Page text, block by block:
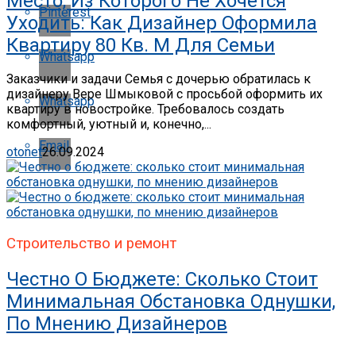
Pinterest
Whatsapp
Whatsapp
Email
Уходить: Как Дизайнер Оформила
Квартиру 80 Кв. М Для Семьи
Заказчики и задачи Семья с дочерью обратилась к
дизайнеру Вере Шмыковой с просьбой оформить их
квартиру в новостройке. Требовалось создать
комфортный, уютный и, конечно,...
otonet26.09.2024
Строительство и ремонт
Честно О Бюджете: Сколько Стоит
Минимальная Обстановка Однушки,
По Мнению Дизайнеров